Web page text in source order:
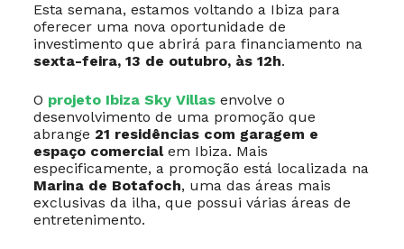
Esta semana, estamos voltando a Ibiza para
oferecer uma nova oportunidade de
investimento que abrirá para financiamento na
sexta-feira, 13 de outubro, às 12h.
O projeto Ibiza Sky Villasenvolve o
desenvolvimento de uma promoção que
abrange 21 residências com garagem e
espaço comercialem Ibiza. Mais
especificamente, a promoção está localizada na
Marina de Botafoch, uma das áreas mais
exclusivas da ilha, que possui várias áreas de
entretenimento.